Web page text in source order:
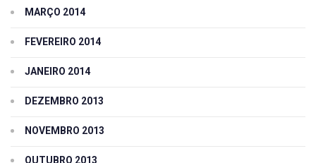
MARÇO 2014
FEVEREIRO 2014
JANEIRO 2014
DEZEMBRO 2013
NOVEMBRO 2013
OUTUBRO 2013